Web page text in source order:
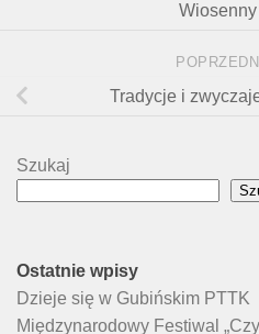
Tradycje i
Szukaj
Ostatnie wpisy
Dzieje się w Gubińskim PTTK
Międzynarodowy Festiwal